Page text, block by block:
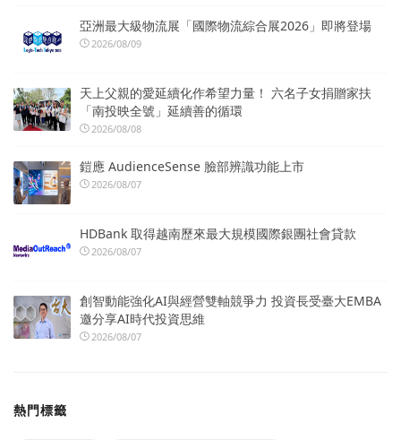
亞洲最大級物流展「國際物流綜合展2026」即將登場
2026/08/09
天上父親的愛延續化作希望力量！ 六名子女捐贈家扶
「南投映全號」延續善的循環
2026/08/08
鎧應 AudienceSense 臉部辨識功能上市
2026/08/07
HDBank 取得越南歷來最大規模國際銀團社會貸款
2026/08/07
創智動能強化AI與經營雙軸競爭力 投資長受臺大EMBA
邀分享AI時代投資思維
2026/08/07
熱門標籤